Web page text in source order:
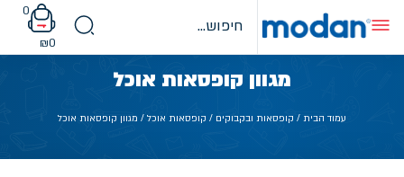
content
0
₪0
מגוון קופסאות אוכל
עמוד הבית / קופסאות ובקבוקים / קופסאות אוכל / מגוון קופסאות אוכל